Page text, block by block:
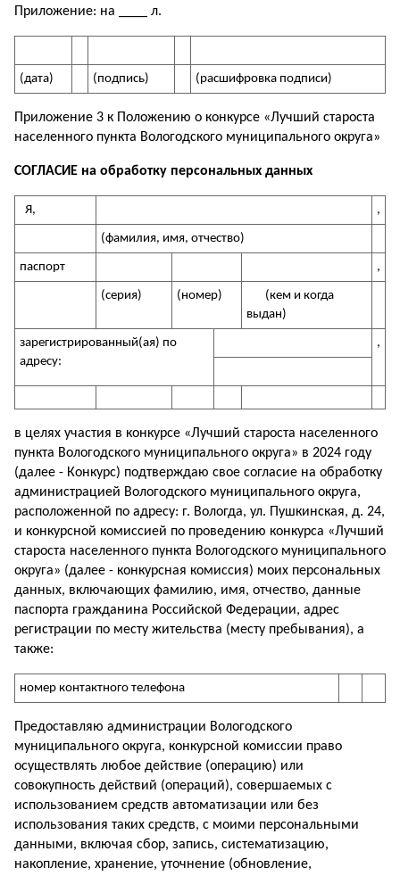
Приложение: на ____ л.
(дата) (подпись) (расшифровка подписи)
Приложение 3 к Положению о конкурсе «Лучший староста
населенного пункта Вологодского муниципального округа»
СОГЛАСИЕ на обработку персональных данных
Я, ,
(фамилия, имя, отчество)
паспорт ,
(серия) (номер)
(кем и когда
выдан)
зарегистрированный(ая) по
адресу:
,
в целях участия в конкурсе «Лучший староста населенного
пункта Вологодского муниципального округа» в 2024 году
(далее - Конкурс) подтверждаю свое согласие на обработку
администрацией Вологодского муниципального округа,
расположенной по адресу: г. Вологда, ул. Пушкинская, д. 24,
и конкурсной комиссией по проведению конкурса «Лучший
староста населенного пункта Вологодского муниципального
округа» (далее - конкурсная комиссия) моих персональных
данных, включающих фамилию, имя, отчество, данные
паспорта гражданина Российской Федерации, адрес
регистрации по месту жительства (месту пребывания), а
также:
номер контактного телефона
Предоставляю администрации Вологодского
муниципального округа, конкурсной комиссии право
осуществлять любое действие (операцию) или
совокупность действий (операций), совершаемых с
использованием средств автоматизации или без
использования таких средств, с моими персональными
данными, включая сбор, запись, систематизацию,
накопление, хранение, уточнение (обновление,